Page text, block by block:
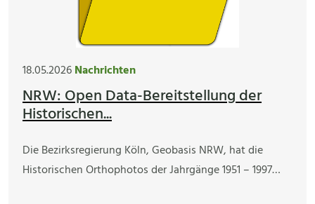
18.05.2026Nachrichten
NRW: Open Data-Bereitstellung der
Historischen...
Die Bezirksregierung Köln, Geobasis NRW, hat die
Historischen Orthophotos der Jahrgänge 1951 – 1997…